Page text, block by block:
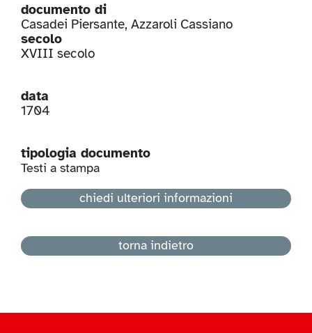
documento di
Casadei Piersante, Azzaroli Cassiano
secolo
XVIII secolo
data
1704
tipologia documento
Testi a stampa
chiedi ulteriori informazioni
torna indietro